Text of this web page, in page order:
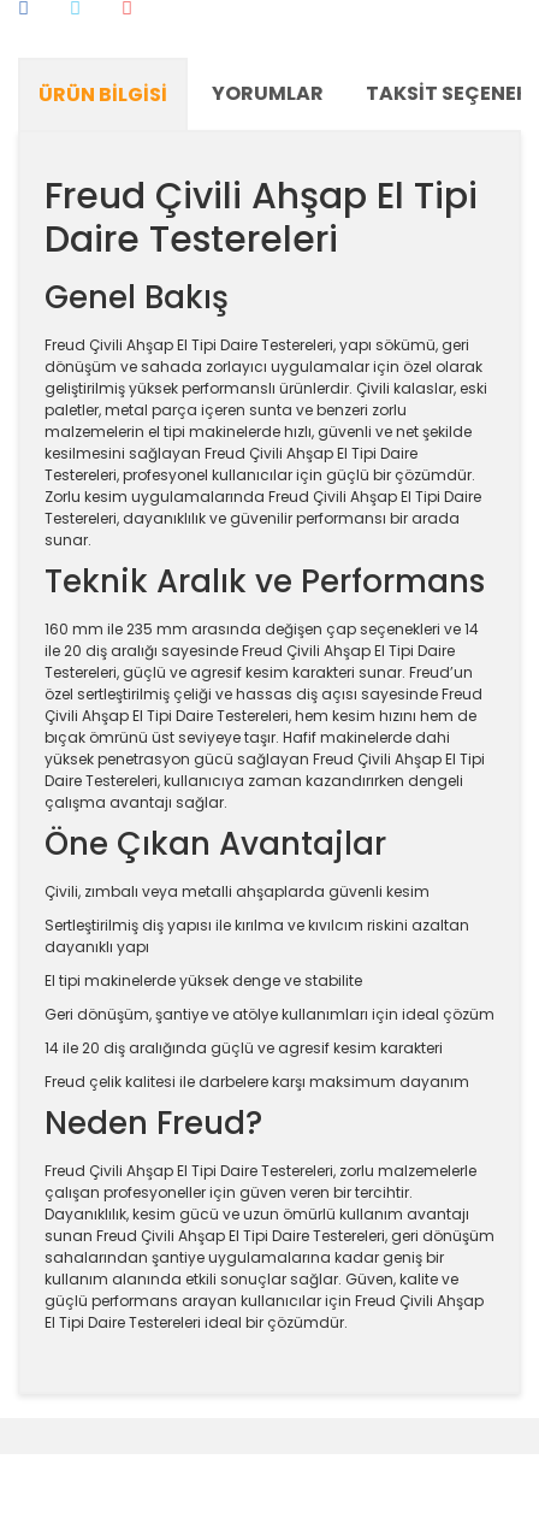
ÜRÜN BILGISI YORUMLAR TAKSIT
Freud Çivili Ahşap El Tipi
Daire Testereleri
Genel Bakış
Freud Çivili Ahşap El Tipi Daire Testereleri, yapı sökümü, geri
dönüşüm ve sahada zorlayıcı uygulamalar için özel olarak
geliştirilmiş yüksek performanslı ürünlerdir. Çivili kalaslar, eski
paletler, metal parça içeren sunta ve benzeri zorlu
malzemelerin el tipi makinelerde hızlı, güvenli ve net şekilde
kesilmesini sağlayan Freud Çivili Ahşap El Tipi Daire
Testereleri, profesyonel kullanıcılar için güçlü bir çözümdür.
Zorlu kesim uygulamalarında Freud Çivili Ahşap El Tipi Daire
Testereleri, dayanıklılık ve güvenilir performansı bir arada
sunar.
Teknik Aralık ve Performans
160 mm ile 235 mm arasında değişen çap seçenekleri ve 14
ile 20 diş aralığı sayesinde Freud Çivili Ahşap El Tipi Daire
Testereleri, güçlü ve agresif kesim karakteri sunar. Freud’un
özel sertleştirilmiş çeliği ve hassas diş açısı sayesinde Freud
Çivili Ahşap El Tipi Daire Testereleri, hem kesim hızını hem de
bıçak ömrünü üst seviyeye taşır. Hafif makinelerde dahi
yüksek penetrasyon gücü sağlayan Freud Çivili Ahşap El Tipi
Daire Testereleri, kullanıcıya zaman kazandırırken dengeli
çalışma avantajı sağlar.
Öne Çıkan Avantajlar
Çivili, zımbalı veya metalli ahşaplarda güvenli kesim
Sertleştirilmiş diş yapısı ile kırılma ve kıvılcım riskini azaltan
dayanıklı yapı
El tipi makinelerde yüksek denge ve stabilite
Geri dönüşüm, şantiye ve atölye kullanımları için ideal çözüm
14 ile 20 diş aralığında güçlü ve agresif kesim karakteri
Freud çelik kalitesi ile darbelere karşı maksimum dayanım
Neden Freud?
Freud Çivili Ahşap El Tipi Daire Testereleri, zorlu malzemelerle
çalışan profesyoneller için güven veren bir tercihtir.
Dayanıklılık, kesim gücü ve uzun ömürlü kullanım avantajı
sunan Freud Çivili Ahşap El Tipi Daire Testereleri, geri dönüşüm
sahalarından şantiye uygulamalarına kadar geniş bir
kullanım alanında etkili sonuçlar sağlar. Güven, kalite ve
güçlü performans arayan kullanıcılar için Freud Çivili Ahşap
El Tipi Daire Testereleri ideal bir çözümdür.